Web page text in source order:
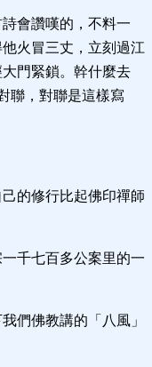
會讚嘆的，不料一
火冒三丈，立刻過江
門緊鎖。幹什麼去
聯，對聯是這樣寫
的修行比起佛印禪師
千七百多公案里的一
們佛教講的「八風」